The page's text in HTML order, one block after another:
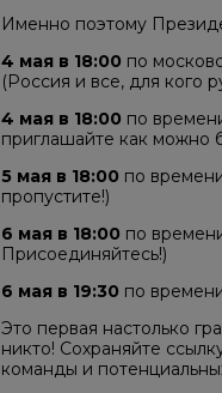
Именно поэтому
4 мая в 18:00 по
(Россия и все, для кого
4 мая в 18:00 по
приглашайте как можно
5 мая в 18:00 по
пропустите!)
6 мая в 18:00 по
Присоединяйтесь!)
6 мая в 19:30 по
Это первая настолько
никто! Сохраняйте
команды и